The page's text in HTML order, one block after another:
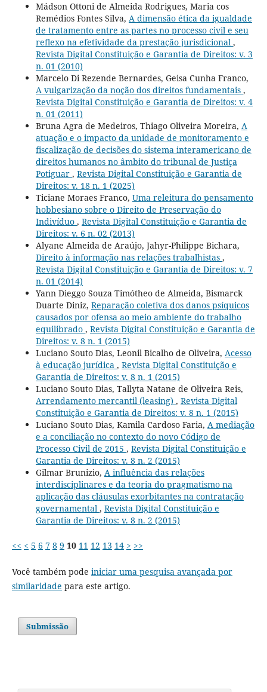
Mádson Ottoni de Almeida Rodrigues, Maria cos
Remédios Fontes Silva, A dimensão ética da igualdade
de tratamento entre as partes no processo civil e seu
reflexo na efetividade da prestação jurisdicional ,
Revista Digital Constituição e Garantia de Direitos: v. 3
n. 01 (2010)
Marcelo Di Rezende Bernardes, Geisa Cunha Franco,
A vulgarização da noção dos direitos fundamentais ,
Revista Digital Constituição e Garantia de Direitos: v. 4
n. 01 (2011)
Bruna Agra de Medeiros, Thiago Oliveira Moreira, A
atuação e o impacto da unidade de monitoramento e
fiscalização de decisões do sistema interamericano de
direitos humanos no âmbito do tribunal de Justiça
Potiguar , Revista Digital Constituição e Garantia de
Direitos: v. 18 n. 1 (2025)
Ticiane Moraes Franco, Uma releitura do pensamento
hobbesiano sobre o Direito de Preservação do
Indivíduo , Revista Digital Constituição e Garantia de
Direitos: v. 6 n. 02 (2013)
Alyane Almeida de Araújo, Jahyr-Philippe Bichara,
Direito à informação nas relações trabalhistas ,
Revista Digital Constituição e Garantia de Direitos: v. 7
n. 01 (2014)
Yann Dieggo Souza Timótheo de Almeida, Bismarck
Duarte Diniz, Reparação coletiva dos danos psíquicos
causados por ofensa ao meio ambiente do trabalho
equilibrado , Revista Digital Constituição e Garantia de
Direitos: v. 8 n. 1 (2015)
Luciano Souto Dias, Leonil Bicalho de Oliveira, Acesso
à educação jurídica , Revista Digital Constituição e
Garantia de Direitos: v. 8 n. 1 (2015)
Luciano Souto Dias, Tallyta Natane de Oliveira Reis,
Arrendamento mercantil (leasing) , Revista Digital
Constituição e Garantia de Direitos: v. 8 n. 1 (2015)
Luciano Souto Dias, Kamila Cardoso Faria, A mediação
e a conciliação no contexto do novo Código de
Processo Civil de 2015 , Revista Digital Constituição e
Garantia de Direitos: v. 8 n. 2 (2015)
Gilmar Brunizio, A influência das relações
interdisciplinares e da teoria do pragmatismo na
aplicação das cláusulas exorbitantes na contratação
governamental , Revista Digital Constituição e
Garantia de Direitos: v. 8 n. 2 (2015)
<< < 5 6 7 8 9 10 11 12 13 14 > >>
Você também pode iniciar uma pesquisa avançada por
similaridade para este artigo.
Submissão